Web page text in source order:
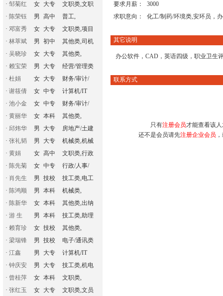
· 邹菊红 女 大专
文职类,文职
· 陈荣钰 男 高中
普工,
· 邓富秀 女 大专
文职类,项目
· 林萃斌 男 初中
其他类,司机
· 吴晓珍 女 大专
其他类,
· 赖宝荣 男 大专
经营/管理类
· 杜娟 女 大专
财务/审计/
· 谢筱倩 女 中专
计算机/IT
· 池小金 女 中专
财务/审计/
· 黄丽华 女 本科
其他类,
· 邱炜华 男 大专
房地产/土建
· 张礼韬 男 大专
机械类,机械
· 黄娟 女 高中
文职类,行政
· 陈先菊 女 中专
行政/人事/
· 肖先生 男 技校
技工类,电工
· 陈鸿顺 男 本科
机械类,
· 陈新华 女 本科
其他类,出纳
· 游 生 男 本科
技工类,助理
· 赖育珍 女 技校
其他类,
· 梁瑞锋 男 技校
电子/通讯类
· 江鑫 男 大专
计算机/IT
· 钟庆安 男 大专
技工类,机电
· 曾桂萍 女 本科
文职类,
· 张红玉 女 大专
文职类,文员
要求月薪：
3000
求职意向：
化工/制药/环境类,安环员，
其它说明
办公软件，CAD，英语四级，职业卫生
联系方式
只有注册会员才能查看该
还不是会员请先注册企业会员